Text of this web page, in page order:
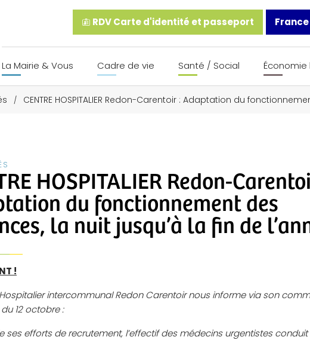
RDV Carte d'identité et passeport
La Mairie & Vous Cadre de vie Santé / Social Économie
/ CENTRE HOSPITALIER Redon-Carentoir : Adaptation du
HOSPITALIER Redon-
du fonctionnement des
la nuit jusqu’à la fin de
!
intercommunal Redon Carentoir nous informe via son
12 octobre :
ses efforts de recrutement, l’effectif des médecins urgentistes conduit